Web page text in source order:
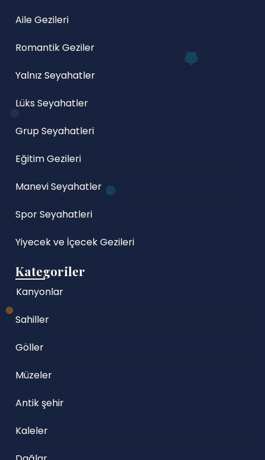
Aile Gezileri
Romantik Geziler
Yalnız Seyahatler
Lüks Seyahatler
Grup Seyahatleri
Eğitim Gezileri
Manevi Seyahatler
Spor Seyahatleri
Yiyecek ve İçecek Gezileri
Kategoriler
Kanyonlar
Sahiller
Göller
Müzeler
Antik şehir
Kaleler